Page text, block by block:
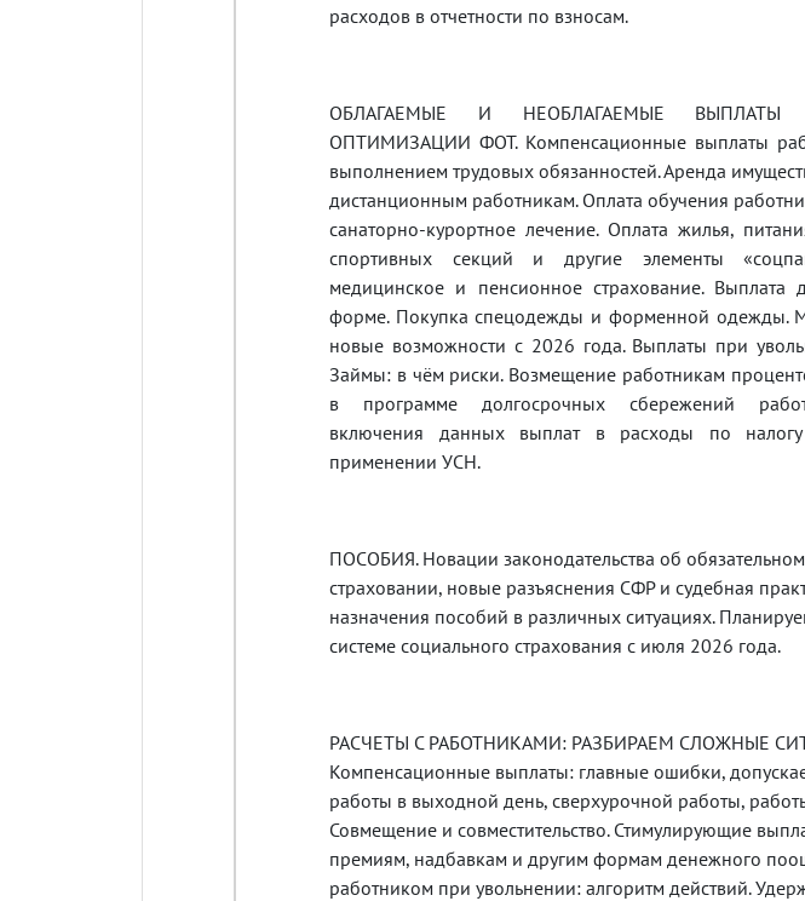
расходов в отчетности по взносам.
ОБЛАГАЕМЫЕ И НЕОБЛАГАЕМЫЕ ВЫПЛАТЫ
ОПТИМИЗАЦИИ ФОТ. Компенсационные выплаты
выполнением трудовых обязанностей. Аренда
дистанционным работникам. Оплата обучения
санаторно-курортное лечение. Оплата жилья,
спортивных секций и другие элементы
медицинское и пенсионное страхование. Выплата
форме. Покупка спецодежды и форменной одежды.
новые возможности с 2026 года. Выплаты при
Займы: в чём риски. Возмещение работникам
в программе долгосрочных сбережений
включения данных выплат в расходы по
применении УСН.
ПОСОБИЯ. Новации законодательства об
страховании, новые разъяснения СФР и судебная
назначения пособий в различных ситуациях.
системе социального страхования с июля 2026 года.
РАСЧЕТЫ С РАБОТНИКАМИ: РАЗБИРАЕМ СЛОЖНЫЕ
Компенсационные выплаты: главные ошибки,
работы в выходной день, сверхурочной работы,
Совмещение и совместительство. Стимулирующие
премиям, надбавкам и другим формам денежного
работником при увольнении: алгоритм действий.